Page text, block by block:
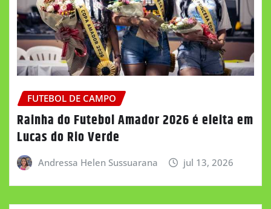
FUTEBOL DE CAMPO
Rainha do Futebol Amador 2026 é eleita em
Lucas do Rio Verde
Andressa Helen Sussuarana jul 13, 2026